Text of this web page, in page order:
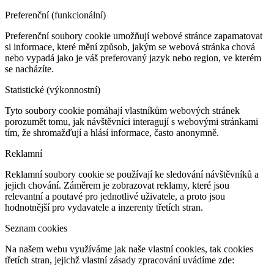
Preferenční (funkcionální)
Preferenční soubory cookie umožňují webové stránce zapamatovat
si informace, které mění způsob, jakým se webová stránka chová
nebo vypadá jako je váš preferovaný jazyk nebo region, ve kterém
se nacházíte.
Statistické (výkonnostní)
Tyto soubory cookie pomáhají vlastníkům webových stránek
porozumět tomu, jak návštěvníci interagují s webovými stránkami
tím, že shromažďují a hlásí informace, často anonymně.
Reklamní
Reklamní soubory cookie se používají ke sledování návštěvníků a
jejich chování. Záměrem je zobrazovat reklamy, které jsou
relevantní a poutavé pro jednotlivé uživatele, a proto jsou
hodnotnější pro vydavatele a inzerenty třetích stran.
Seznam cookies
Na našem webu využíváme jak naše vlastní cookies, tak cookies
třetích stran, jejichž vlastní zásady zpracování uvádíme zde: